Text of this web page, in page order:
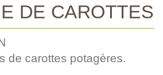
DE CAROTTES
de carottes potagères.